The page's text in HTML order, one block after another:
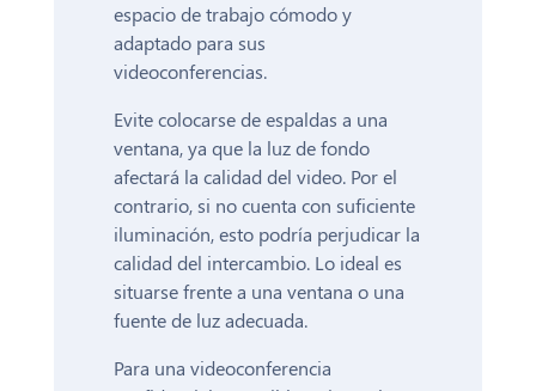
espacio de trabajo cómodo y
adaptado para sus
videoconferencias.
Evite colocarse de espaldas a una
ventana, ya que la luz de fondo
afectará la calidad del video. Por el
contrario, si no cuenta con suficiente
iluminación, esto podría perjudicar la
calidad del intercambio. Lo ideal es
situarse frente a una ventana o una
fuente de luz adecuada.
Para una videoconferencia